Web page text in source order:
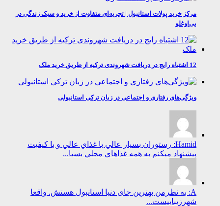
مرکز خرید پولات استانبول | تجربه‌ای متفاوت از خرید و سبک زندگی در
بی‌اوغلو
ویژگی‌های رفتاری و اجتماعی در زبان ترکی استانبولی
Hamid: رستوران بسيار عالي با غذاي عالي و با كيفيت
پيشنهاد ميكنم به همه غذاهاي محلي بسيا...
A: به نظرمن بهترین جای دنیا استانبول هستش. واقعا
شهرزیباییست...